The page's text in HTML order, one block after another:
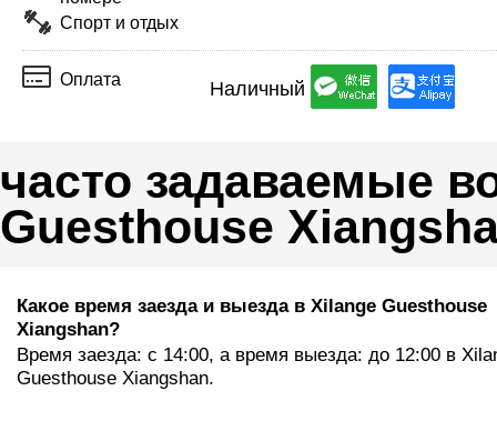
Спорт и отдых
Оплата Наличный
часто задаваемые
Guesthouse
Какое время заезда и выезда в Xilange Guesthouse
Xiangshan?
Время заезда: с 14:00, а время выезда: до 12:00 в
Guesthouse Xiangshan.